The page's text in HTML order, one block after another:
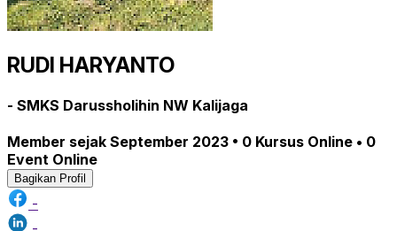
RUDI HARYANTO
- SMKS Darussholihin NW Kalijaga
Member sejak September 2023 • 0 Kursus Online • 0
Event Online
Bagikan Profil
-